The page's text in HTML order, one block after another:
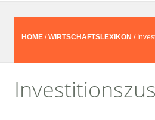
HOME /WIRTSCHAFTSLEXIKON /